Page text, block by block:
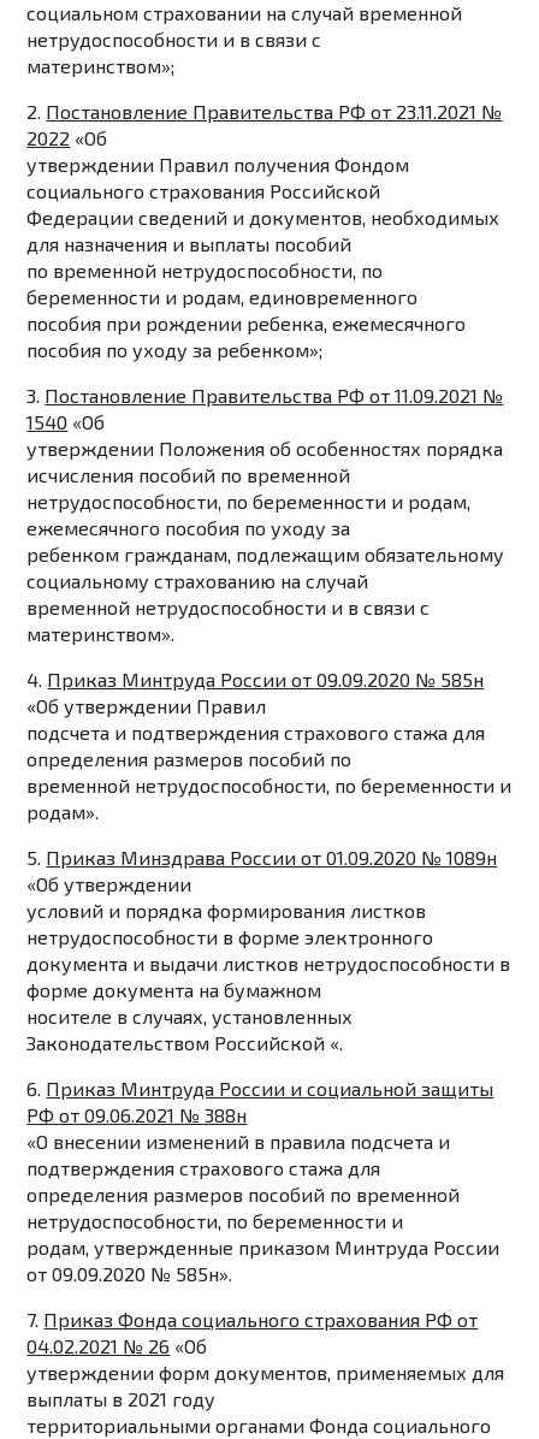
социальном страховании на случай временной
нетрудоспособности и в связи с
материнством»;
2. Постановление Правительства РФ от 23.11.2021 №
2022 «Об
утверждении Правил получения Фондом
социального страхования Российской
Федерации сведений и документов, необходимых
для назначения и выплаты пособий
по временной нетрудоспособности, по
беременности и родам, единовременного
пособия при рождении ребенка, ежемесячного
пособия по уходу за ребенком»;
3. Постановление Правительства РФ от 11.09.2021 №
1540 «Об
утверждении Положения об особенностях порядка
исчисления пособий по временной
нетрудоспособности, по беременности и родам,
ежемесячного пособия по уходу за
ребенком гражданам, подлежащим обязательному
социальному страхованию на случай
временной нетрудоспособности и в связи с
материнством».
4. Приказ Минтруда России от 09.09.2020 № 585н
«Об утверждении Правил
подсчета и подтверждения страхового стажа для
определения размеров пособий по
временной нетрудоспособности, по беременности и
родам».
5. Приказ Минздрава России от 01.09.2020 № 1089н
«Об утверждении
условий и порядка формирования листков
нетрудоспособности в форме электронного
документа и выдачи листков нетрудоспособности в
форме документа на бумажном
носителе в случаях, установленных
Законодательством Российской «.
6. Приказ Минтруда России и социальной защиты
РФ от 09.06.2021 № 388н
«О внесении изменений в правила подсчета и
подтверждения страхового стажа для
определения размеров пособий по временной
нетрудоспособности, по беременности и
родам, утвержденные приказом Минтруда России
от 09.09.2020 № 585н».
7. Приказ Фонда социального страхования РФ от
04.02.2021 № 26 «Об
утверждении форм документов, применяемых для
выплаты в 2021 году
территориальными органами Фонда социального